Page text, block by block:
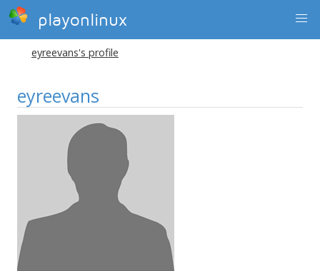
playonlinux
eyreevans's profile
eyreevans